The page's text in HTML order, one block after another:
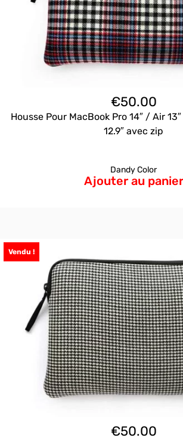
€50.00
Housse Pour MacBook Pro 14″ / Air
12.9″ avec zip
Dandy Color
Ajouter au panier
Vendu !
€50.00